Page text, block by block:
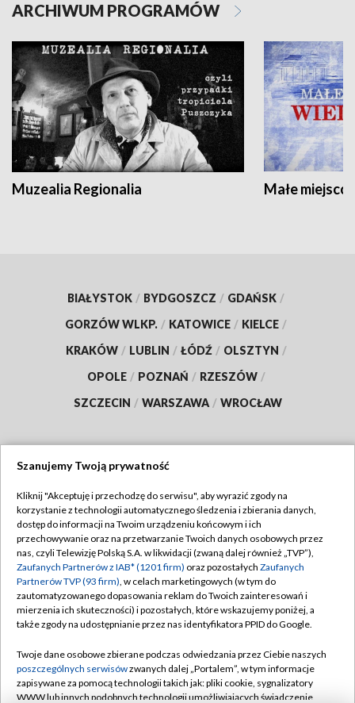
ARCHIWUM PROGRAMÓW
Muzealia Regionalia Małe
BIAŁYSTOK / BYDGOSZCZ / GDAŃSK /
GORZÓW WLKP. / KATOWICE / KIELCE /
KRAKÓW / LUBLIN / ŁÓDŹ / OLSZTYN /
OPOLE / POZNAŃ / RZESZÓW /
SZCZECIN / WARSZAWA / WROCŁAW
TVP
Abonament TVP
Emisja w TVP
Centrum informacji TVP
Naziemna Telewizja Cyfrowa
Rada Programowa
System NOS
Regulamin TVP
Polityka prywatności
Moje zgody
Pomoc
Kontakt
Szanujemy Twoją prywatność
Kliknij "Akceptuję i przechodzę do serwisu", aby wyrazić zgody na
korzystanie z technologii automatycznego śledzenia i zbierania danych,
dostęp do informacji na Twoim urządzeniu końcowym i ich
przechowywanie oraz na przetwarzanie Twoich danych osobowych przez
nas, czyli Telewizję Polską S.A. w likwidacji (zwaną dalej również „TVP”),
Zaufanych Partnerów z IAB* (1201 firm) oraz pozostałych Zaufanych
Partnerów TVP (93 firm), w celach marketingowych (w tym do
zautomatyzowanego dopasowania reklam do Twoich zainteresowań i
mierzenia ich skuteczności) i pozostałych, które wskazujemy poniżej, a
także zgody na udostępnianie przez nas identyfikatora PPID do Google.
Twoje dane osobowe zbierane podczas odwiedzania przez Ciebie naszych
poszczególnych serwisówzwanych dalej „Portalem”, w tym informacje
zapisywane za pomocą technologii takich jak: pliki cookie, sygnalizatory
WWW lub innych podobnych technologii umożliwiających świadczenie